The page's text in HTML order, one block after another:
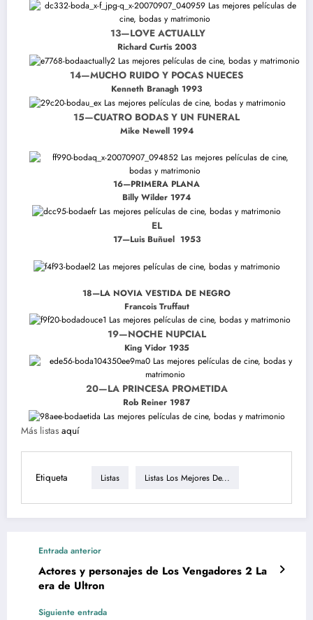
13—LOVE ACTUALLY
Richard Curtis 2003
14—MUCHO RUIDO Y POCAS NUECES
Kenneth Branagh 1993
15—CUATRO BODAS Y UN FUNERAL
Mike Newell 1994
16—PRIMERA PLANA
Billy Wilder 1974
EL
17—Luis Buñuel 1953
18—LA NOVIA VESTIDA DE NEGRO
Francois Truffaut
19—NOCHE NUPCIAL
King Vidor 1935
20—LA PRINCESA PROMETIDA
Rob Reiner 1987
Más listas aquí
Etiqueta Listas Listas Los Mejores De...
Entrada anterior
Actores y personajes de Los Vengadores 2 La
era de Ultron
Siguiente entrada